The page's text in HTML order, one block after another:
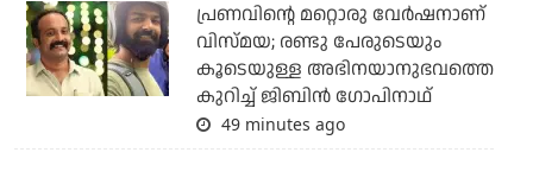
പ്രണവിന്റെ മറ്റൊരു വേർഷനാണ്
വിസ്മയ; രണ്ടു പേരുടെയും
കൂടെയുള്ള അഭിനയാനുഭവത്തെ
കുറിച്ച് ജിബിൻ ഗോപിനാഥ്
49 minutes ago